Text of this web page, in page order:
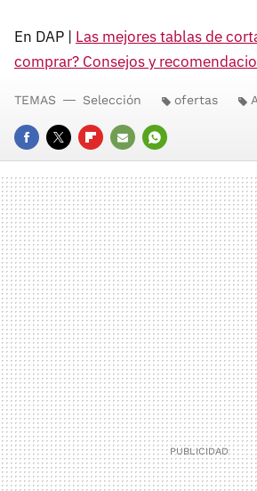
En DAP | Las mejores tablas de
comprar? Consejos y
FACEBOOK
TWITTERFLIPBOARD
E-
MAIL
WHATSAPP
TEMAS Selección ofertas